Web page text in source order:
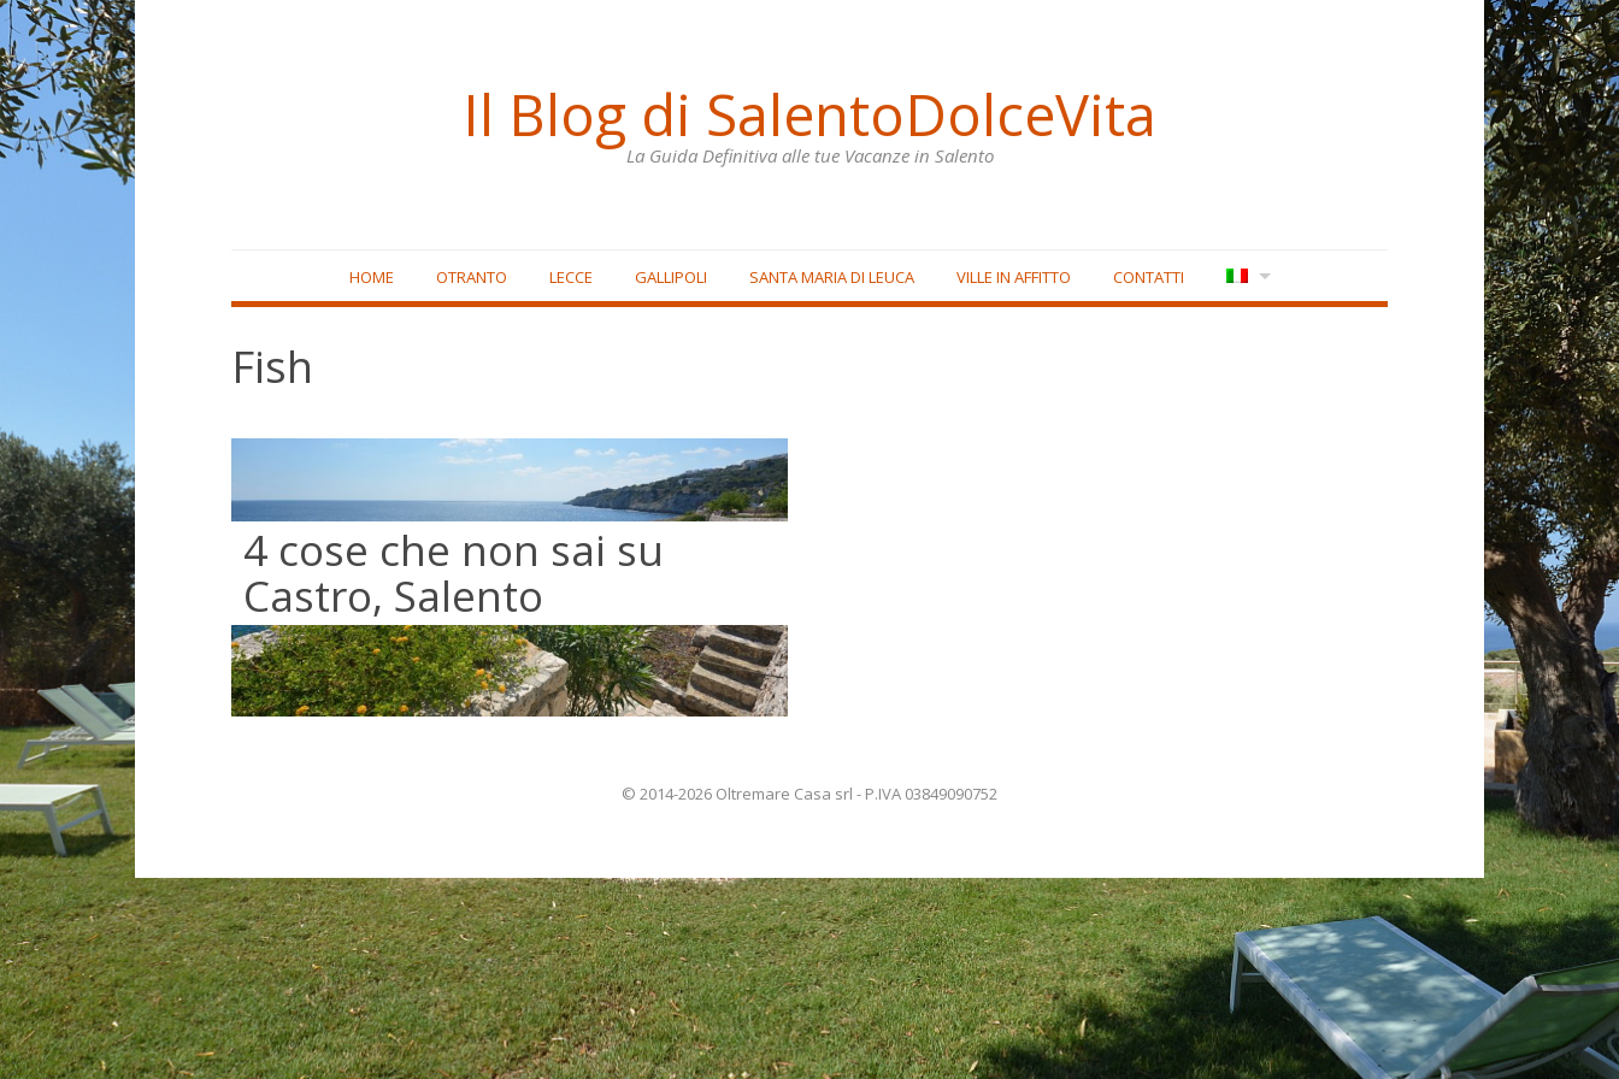
Il Blog di SalentoDolceVita
La Guida Definitiva alle tue Vacanze in Salento
content
HOME OTRANTO LECCE GALLIPOLI SANTA MARIA DI LEUCA VILLE IN AFFITTO CONTATTI
Fish
4 cose che non sai su
Castro, Salento
© 2014-2026 Oltremare Casa srl - P.IVA 03849090752